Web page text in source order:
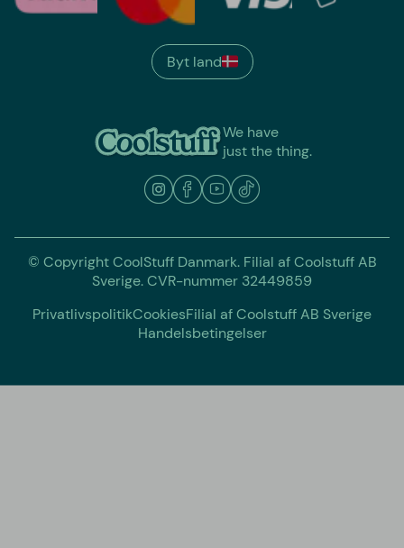
We have
just the thing.
Byt land
© Copyright CoolStuff Danmark. Filial af Coolstuff AB
Sverige. CVR-nummer 32449859
PrivatlivspolitikCookiesFilial af Coolstuff AB Sverige
Handelsbetingelser